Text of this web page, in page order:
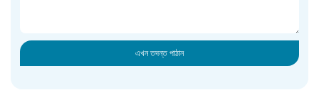
এখন তদন্ত পাঠান